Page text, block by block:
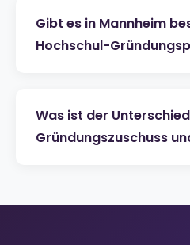
Gibt es in Mannheim
Hochschul-
Was ist der
Gründungszuschuss